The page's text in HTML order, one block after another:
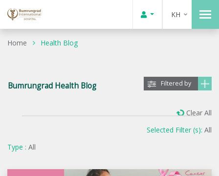
KH
Home Health Blog
Bumrungrad Health Blog Filtered by
Selected Filter (s): All
Type : All
Clear All